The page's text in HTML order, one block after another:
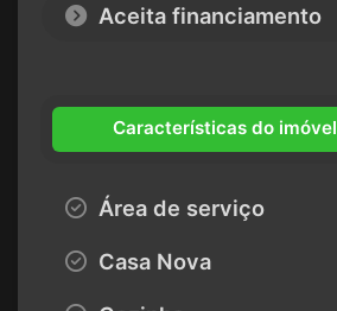
Aceita financiamento
Características do imóvel
Área de serviço
Casa Nova